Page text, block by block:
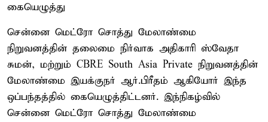
கையெழுத்து
சென்னை மெட்ரோ சொத்து மேலாண்மை
நிறுவனத்தின் தலைமை நிர்வாக அதிகாரி ஸ்வேதா
சுமன், மற்றும் CBRE South Asia Private நிறுவனத்தின்
மேலாண்மை இயக்குநர் ஆர்.பிரீதம் ஆகியோர் இந்த
ஒப்பந்தத்தில் கையெழுத்திட்டனர். இந்நிகழ்வில்
சென்னை மெட்ரோ சொத்து மேலாண்மை